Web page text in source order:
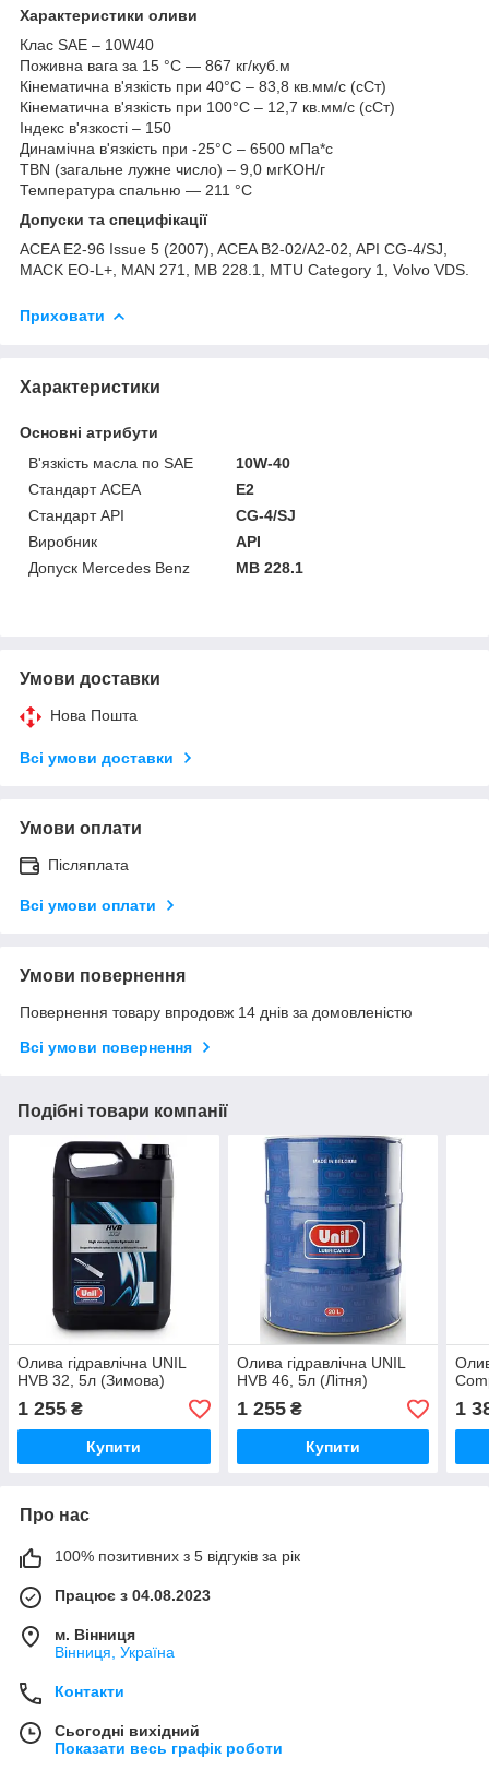
Характеристики оливи
Клас SAE – 10W40
Поживна вага за 15 °C — 867 кг/куб.м
Кінематична в'язкість при 40°C – 83,8 кв.мм/с (сСт)
Кінематична в'язкість при 100°C – 12,7 кв.мм/с (сСт)
Індекс в'язкості – 150
Динамічна в'язкість при -25°C – 6500 мПа*с
TBN (загальне лужне число) – 9,0 мгKOH/г
Температура спальню — 211 °C
Допуски та специфікації
ACEA E2-96 Issue 5 (2007), ACEA B2-02/A2-02, API CG-4/SJ,
MACK EO-L+, MAN 271, MB 228.1, MTU Category 1, Volvo VDS.
Приховати
Характеристики
Основні атрибути
В'язкість масла по SAE
10W-40
Стандарт ACEA
E2
Стандарт API
CG-4/SJ
Виробник
API
Допуск Mercedes Benz
MB 228.1
Умови доставки
Нова Пошта
Всі умови доставки
Умови оплати
Післяплата
Всі умови оплати
Умови повернення
Повернення товару впродовж 14 днів за домовленістю
Всі умови повернення
Подібні товари компанії
Олива гідравлічна UNIL
HVB 32, 5л (Зимова)
1 255 ₴
Купити
Олива гідравлічна UNIL
HVB 46, 5л (Літня)
1 255₴
Купити
1
Про нас
100% позитивних з 5 відгуків за рік
Працює з 04.08.2023
м. Вінниця
Вінниця, Україна
Контакти
Сьогодні вихідний
Показати весь графік роботи